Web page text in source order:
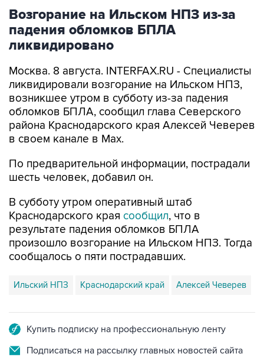
Возгорание на Ильском НПЗ из-за
падения обломков БПЛА
ликвидировано
Москва. 8 августа. INTERFAX.RU - Специалисты
ликвидировали возгорание на Ильском НПЗ,
возникшее утром в субботу из-за падения
обломков БПЛА, сообщил глава Северского
района Краснодарского края Алексей Чеверев
в своем канале в Max.
По предварительной информации, пострадали
шесть человек, добавил он.
В субботу утром оперативный штаб
Краснодарского края сообщил, что в
результате падения обломков БПЛА
произошло возгорание на Ильском НПЗ. Тогда
сообщалось о пяти пострадавших.
Ильский НПЗ Краснодарский край Алексей Чеверев
Купить подписку на профессиональную ленту
Подписаться на рассылку главных новостей сайта